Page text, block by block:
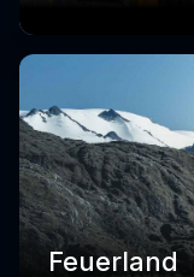
Feuerland